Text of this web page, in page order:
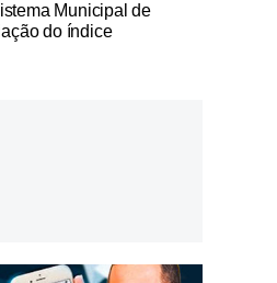
Municipal de
do índice